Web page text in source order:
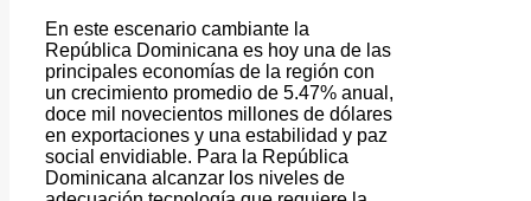
En este escenario cambiante la
República Dominicana es hoy una de las
principales economías de la región con
un crecimiento promedio de 5.47% anual,
doce mil novecientos millones de dólares
en exportaciones y una estabilidad y paz
social envidiable. Para la República
Dominicana alcanzar los niveles de